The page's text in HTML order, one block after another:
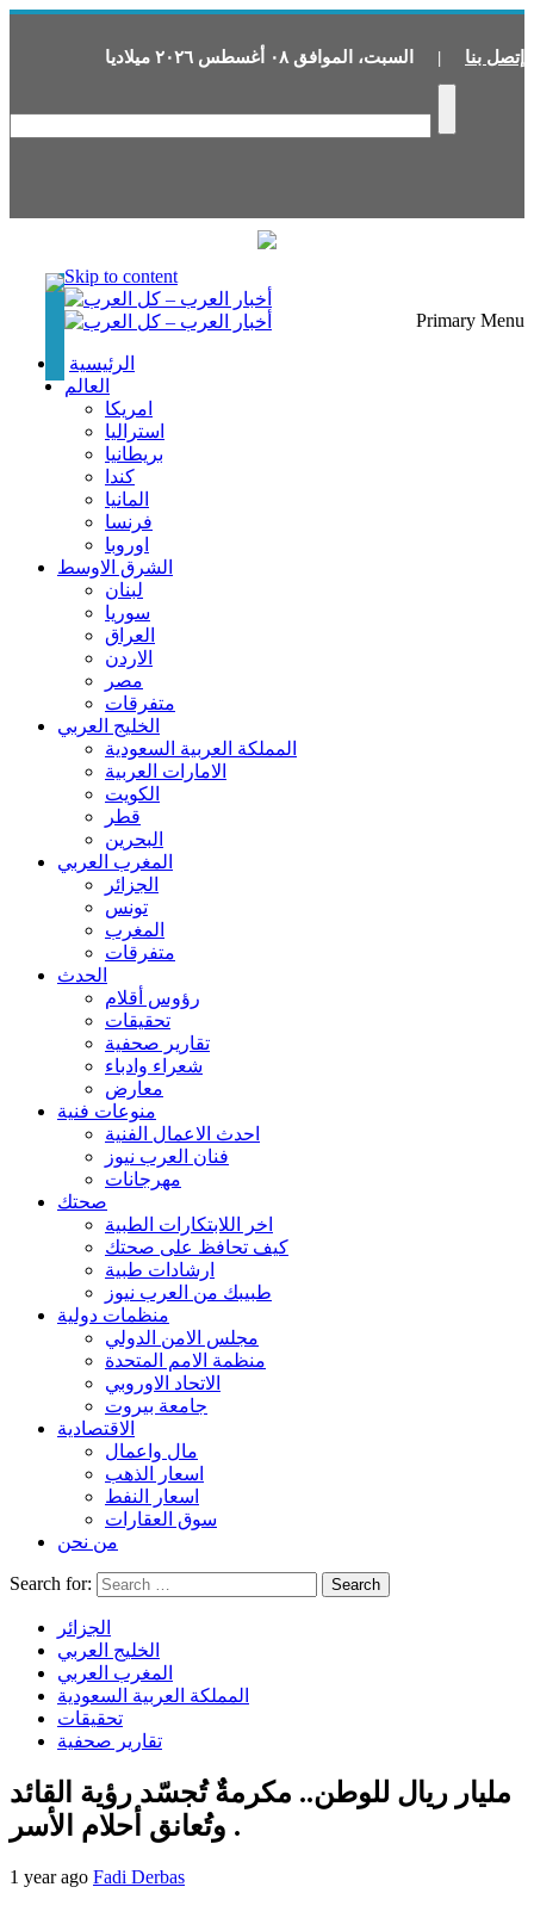
إتصل بنا | السبت، الموافق ٠٨ أغسطس ٢٠٢٦ ميلاديا
Skip to content
Primary Menu
الرئيسية
العالم
امريكا
استراليا
بريطانيا
كندا
المانيا
فرنسا
اوروبا
الشرق الاوسط
لبنان
سوريا
العراق
الاردن
مصر
متفرقات
الخليج العربي
المملكة العربية السعودية
الامارات العربية
الكويت
قطر
البحرين
المغرب العربي
الجزائر
تونس
المغرب
متفرقات
الحدث
رؤوس أقلام
تحقيقات
تقارير صحفية
شعراء وادباء
معارض
منوعات فنية
احدث الاعمال الفنية
فنان العرب نيوز
مهرجانات
صحتك
اخر اللابتكارات الطبية
كيف تحافظ على صحتك
ارشادات طبية
طبيبك من العرب نيوز
منظمات دولية
مجلس الامن الدولي
منظمة الامم المتحدة
الاتحاد الاوروبي
جامعة بيروت
الاقتصادية
مال واعمال
اسعار الذهب
اسعار النفط
سوق العقارات
من نحن
Search for:
الجزائر
الخليج العربي
المغرب العربي
المملكة العربية السعودية
تحقيقات
تقارير صحفية
مليار ريال للوطن.. مكرمةٌ تُجسّد رؤية القائد
وتُعانق أحلام الأسر .
1 year ago Fadi Derbas